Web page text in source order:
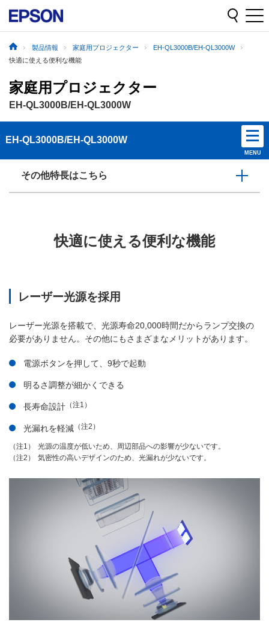
製品情報 家庭用プロジェクター
EH-QL3000B/EH-QL3000W
快適に使える便利な機能
家庭用プロジェクター
EH-QL3000B/EH-QL3000W
EH-QL3000B/EH-QL3000W
MENU
その他特長はこちら
快適に使える便利な機能
レーザー光源を採用
レーザー光源を搭載で、光源寿命20,000時間だからランプ交換の
必要がありません。その他にもさまざまなメリットがあります。
電源ボタンを押して、9秒で起動
明るさ調整が細かくできる
長寿命設計 （注1）
光漏れを軽減 （注2）
（注1）
光源の温度が低いため、周辺部品への影響が少ないです。
（注2）
気密性の高いデザインのため、光漏れが少ないです。